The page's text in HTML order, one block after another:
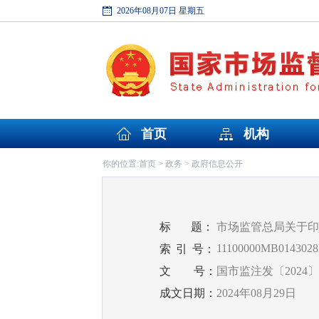
2026年08月07日 星期五
首页 机构
你的位置:首页> 政务 > 政府信息公开
标 题：
市场监管总局关于
索 引 号：
文
号： 国市监注发〔2024
成文日期： 2024年08月29日